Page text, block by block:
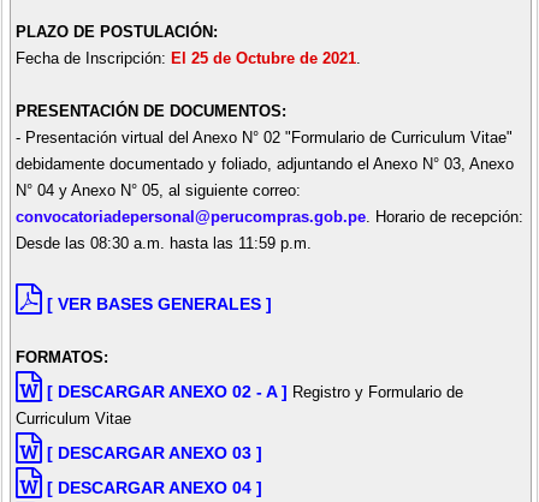
PLAZO DE POSTULACIÓN:
Fecha de Inscripción: El 25 de Octubre de 2021.
PRESENTACIÓN DE DOCUMENTOS:
- Presentación virtual del Anexo N° 02 "Formulario de Curriculum Vitae"
debidamente documentado y foliado, adjuntando el Anexo N° 03, Anexo
N° 04 y Anexo N° 05, al siguiente correo:
convocatoriadepersonal@perucompras.gob.pe. Horario de recepción:
Desde las 08:30 a.m. hasta las 11:59 p.m.
[ VER BASES GENERALES ]
FORMATOS:
[ DESCARGAR ANEXO 02 - A ] Registro y Formulario de
Curriculum Vitae
[ DESCARGAR ANEXO 03 ]
[ DESCARGAR ANEXO 04 ]